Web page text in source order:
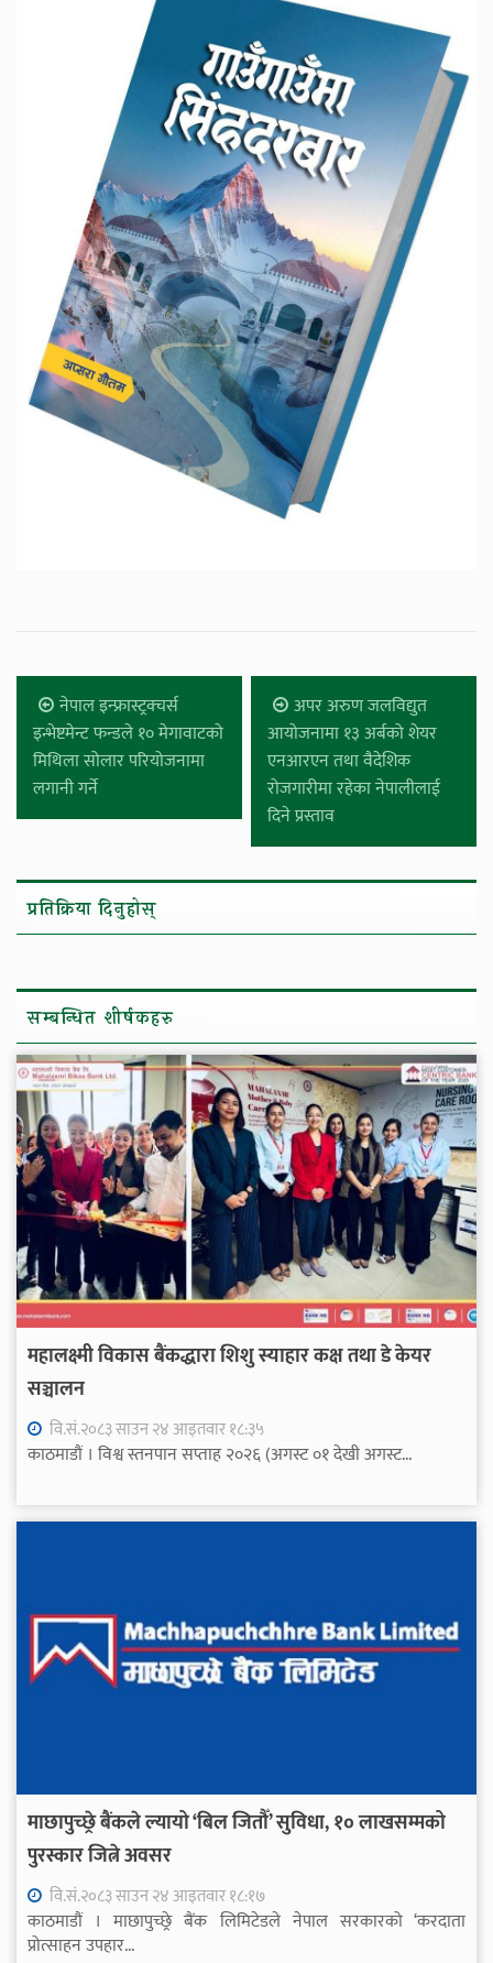
नेपाल इन्फ्रास्ट्रक्चर्स
इन्भेष्टमेन्ट फन्डले १० मेगावाटको
मिथिला सोलार परियोजनामा
लगानी गर्ने
अपर अरुण जलविद्युत
आयोजनामा १३ अर्बको शेयर
एनआरएन तथा वैदेशिक
रोजगारीमा रहेका नेपालीलाई
दिने प्रस्ताव
प्रतिक्रिया दिनुहोस्
सम्बन्धित शीर्षकहरु
महालक्ष्मी विकास बैंकद्धारा शिशु स्याहार कक्ष तथा डे केयर
सञ्चालन
वि.सं.२०८३ साउन २४ आइतवार १८:३५
काठमाडौं । विश्व स्तनपान सप्ताह २०२६ (अगस्ट ०१ देखी अगस्ट...
माछापुच्छ्रे बैंकले ल्यायो ‘बिल जितौँ’ सुविधा, १० लाखसम्मको
पुरस्कार जित्ने अवसर
वि.सं.२०८३ साउन २४ आइतवार १८:१७
काठमाडौं । माछापुच्छ्रे बैंक लिमिटेडले नेपाल सरकारको ‘करदाता
प्रोत्साहन उपहार...